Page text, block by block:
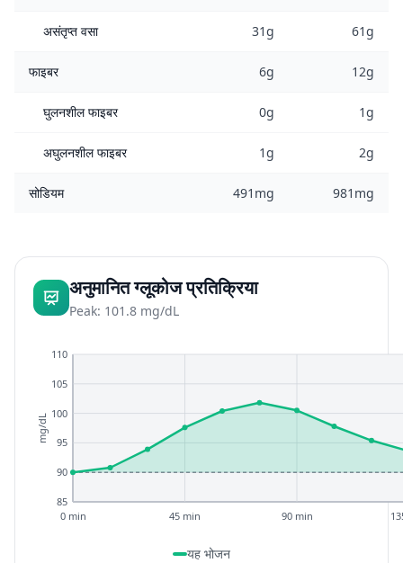
असंतृप्त वसा 31g 61g
फाइबर 6g 12g
घुलनशील फाइबर 0g 1g
अघुलनशील फाइबर 1g 2g
सोडियम 491mg 981mg
अनुमानित ग्लूकोज प्रतिक्रिया
Peak: 101.8 mg/dL
85
90
95
100
105
110
0 min 45 min 90 min
mg/dL
यह भोजन